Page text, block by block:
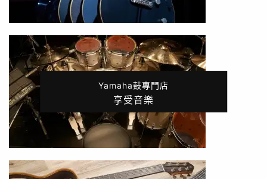
Yamaha鼓專門店
享受音樂